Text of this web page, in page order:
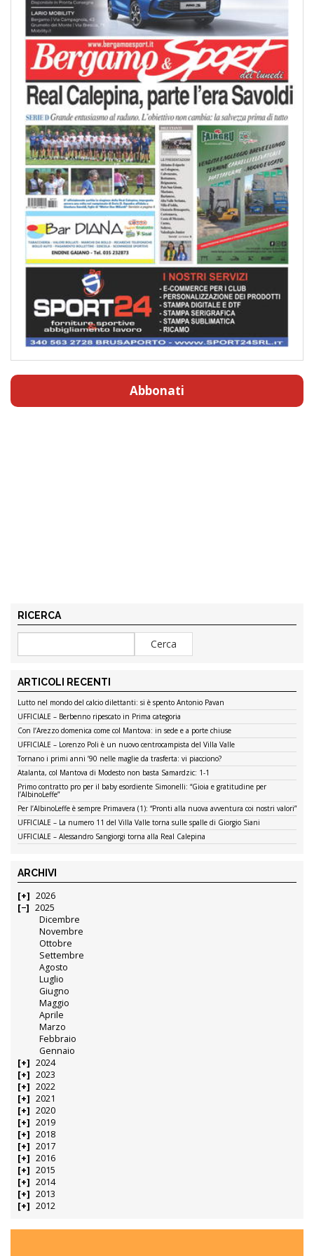
Abbonati
RICERCA
ARTICOLI RECENTI
Lutto nel mondo del calcio dilettanti: si è spento Antonio Pavan
UFFICIALE – Berbenno ripescato in Prima categoria
Con l’Arezzo domenica come col Mantova: in sede e a porte chiuse
UFFICIALE – Lorenzo Poli è un nuovo centrocampista del Villa Valle
Tornano i primi anni ’90 nelle maglie da trasferta: vi piacciono?
Atalanta, col Mantova di Modesto non basta Samardzic: 1-1
Primo contratto pro per il baby esordiente Simonelli: “Gioia e gratitudine per
l’AlbinoLeffe”
Per l’AlbinoLeffe è sempre Primavera (1): “Pronti alla nuova avventura coi nostri valori”
UFFICIALE – La numero 11 del Villa Valle torna sulle spalle di Giorgio Siani
UFFICIALE – Alessandro Sangiorgi torna alla Real Calepina
ARCHIVI
2026
2025
Dicembre
Novembre
Ottobre
Settembre
Agosto
Luglio
Giugno
Maggio
Aprile
Marzo
Febbraio
Gennaio
2024
2023
2022
2021
2020
2019
2018
2017
2016
2015
2014
2013
2012